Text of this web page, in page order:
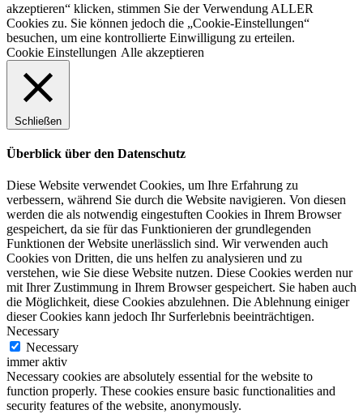
akzeptieren“ klicken, stimmen Sie der Verwendung ALLER
Cookies zu. Sie können jedoch die „Cookie-Einstellungen“
besuchen, um eine kontrollierte Einwilligung zu erteilen.
Cookie Einstellungen Alle akzeptieren
Schließen
Überblick über den Datenschutz
Diese Website verwendet Cookies, um Ihre Erfahrung zu
verbessern, während Sie durch die Website navigieren. Von diesen
werden die als notwendig eingestuften Cookies in Ihrem Browser
gespeichert, da sie für das Funktionieren der grundlegenden
Funktionen der Website unerlässlich sind. Wir verwenden auch
Cookies von Dritten, die uns helfen zu analysieren und zu
verstehen, wie Sie diese Website nutzen. Diese Cookies werden nur
mit Ihrer Zustimmung in Ihrem Browser gespeichert. Sie haben auch
die Möglichkeit, diese Cookies abzulehnen. Die Ablehnung einiger
dieser Cookies kann jedoch Ihr Surferlebnis beeinträchtigen.
Necessary
Necessary
immer aktiv
Necessary cookies are absolutely essential for the website to
function properly. These cookies ensure basic functionalities and
security features of the website, anonymously.